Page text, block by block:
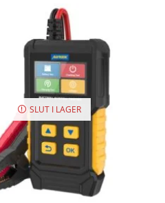
SLUT I LAGER